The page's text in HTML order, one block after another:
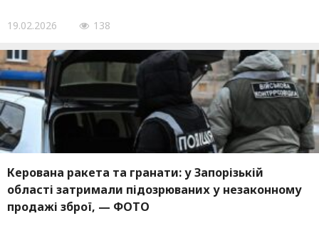
19.02.2026 138
Керована ракета та гранати: у Запорізькій
області затримали підозрюваних у незаконному
продажі зброї, — ФОТО